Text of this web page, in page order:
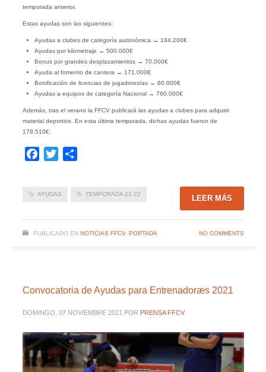
temporada anterior.
Estas ayudas son las siguientes:
Ayudas a clubes de categoría autonómica → 184.200€
Ayudas por kilometraje → 500.000€
Bonus por grandes desplazamientos → 70.000€
Ayuda al fomento de cantera → 171.000€
Bonificación de licencias de jugadores/as → 60.000€
Ayudas a equipos de categoría Nacional → 760.000€
Además, tras el verano la FFCV publicará las ayudas a clubes para adquirir
material deportivo. En esta última temporada, dichas ayudas fueron de
178.510€.
Facebook
Twitter
AYUDAS TEMPORADA 21-22 LEER MÁS
PUBLICADO EN NOTICIAS FFCV, PORTADA NO COMMENTS
Convocatoria de Ayudas para Entrenadoræs 2021
DOMINGO, 07 NOVIEMBRE 2021 POR PRENSA FFCV